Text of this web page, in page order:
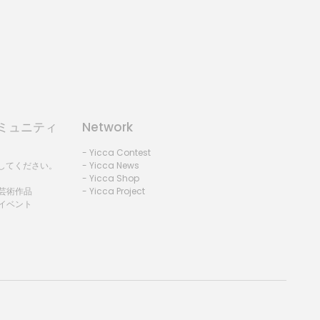
ュニティ
ください。
術作品
ベント
Network
- Yicca Contest
- Yicca News
- Yicca Shop
- Yicca Project